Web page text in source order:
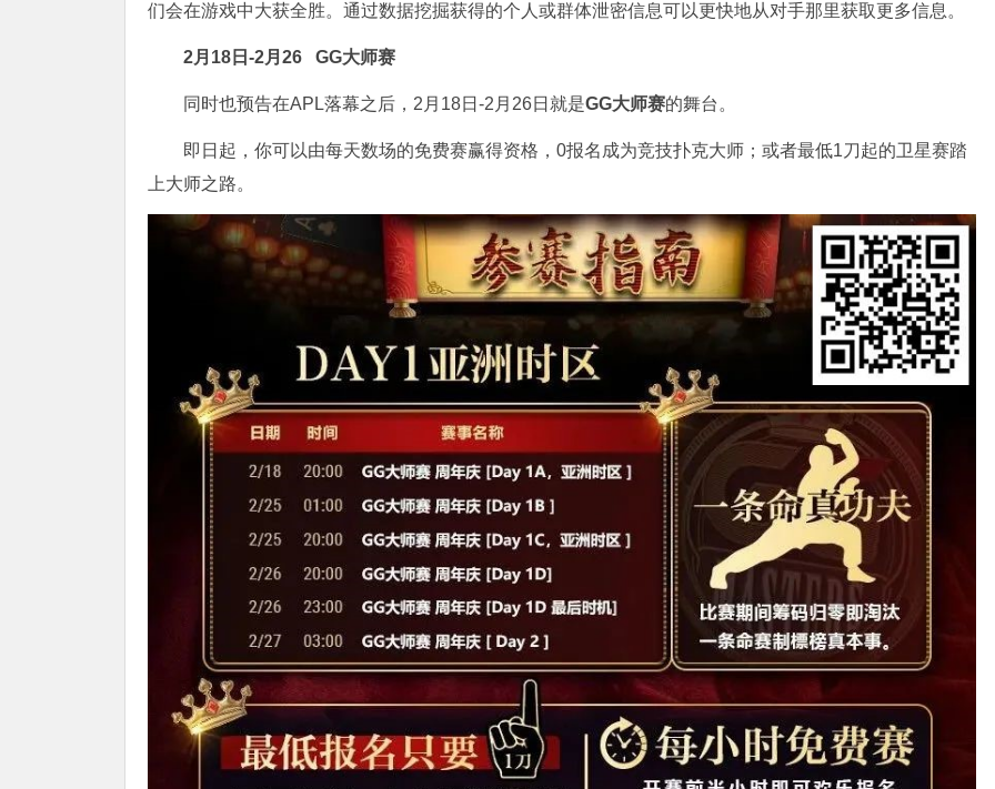
们会在游戏中大获全胜。通过数据挖掘获得的个人或群体泄密信息可以更快地从对手那里获取更多信息。
2月18日-2月26 GG大师赛
同时也预告在APL落幕之后，2月18日-2月26日就是GG大师赛的舞台。
即日起，你可以由每天数场的免费赛赢得资格，0报名成为竞技扑克大师；或者最低1刀起的卫星赛踏
上大师之路。